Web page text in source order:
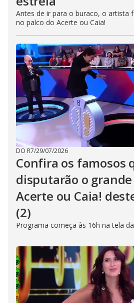
Antes de ir para o buraco, o artista
no palco do Acerte ou Caia!
DO R7/29/07/2026
Confira os famosos
disputarão o
Acerte ou Caia!
(2)
Programa começa às 16h na tela da